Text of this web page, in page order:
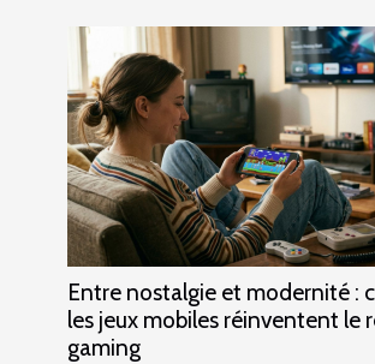
Entre nostalgie et modernité :
les jeux mobiles réinventent le
gaming